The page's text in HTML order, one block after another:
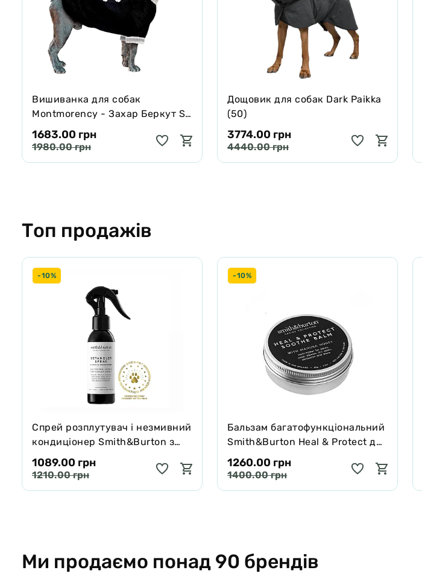
Вишиванка для собак
Montmorency - Захар Беркут S
mini чорна
1683.00 грн
1980.00 грн
Дощовик для собак Dark Paikka
(50)
3774.00 грн
4440.00 грн
Топ продажів
-10%
Спрей розплутувач і незмивний
кондиціонер Smith&Burton з
протеїнами шовку для шерсті
собак і котів 125 мл
1089.00 грн
1210.00 грн
-10%
Бальзам багатофункціональний
Smith&Burton Heal & Protect для
собак і котів зцілює та захищає
65 г
1260.00 грн
1400.00 грн
Ми продаємо понад 90 брендів